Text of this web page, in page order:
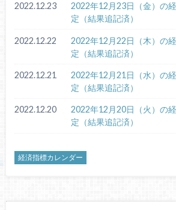
2022.12.23
2022年12月23日（金）の
定（結果追記済）
2022.12.22
2022年12月22日（木）の
定（結果追記済）
2022.12.21
2022年12月21日（水）の
定（結果追記済）
2022.12.20
2022年12月20日（火）の
定（結果追記済）
経済指標カレンダー